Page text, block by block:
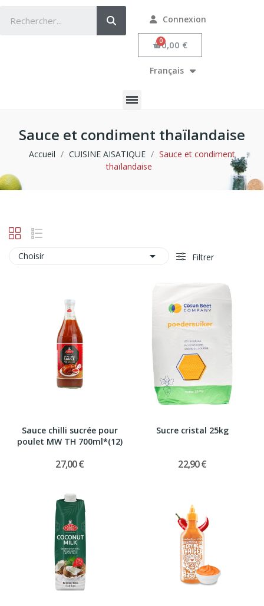
Connexion
0,00 €
Français
Sauce et condiment thaïlandaise
Accueil CUISINE AISATIQUE
Sauce et condiment
thaïlandaise
Choisir  Filtrer
Sauce chilli sucrée pour
poulet MW TH 700ml*(12)
27,00 €
Sucre cristal 25kg
22,90 €